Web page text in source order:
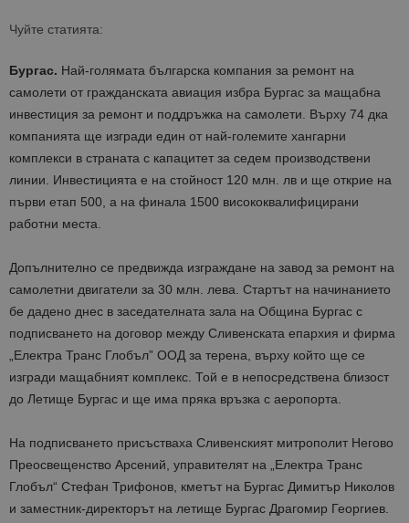
Чуйте статията:
Бургас. Най-голямата българска компания за ремонт на
самолети от гражданската авиация избра Бургас за мащабна
инвестиция за ремонт и поддръжка на самолети. Върху 74 дка
компанията ще изгради един от най-големите хангарни
комплекси в страната с капацитет за седем производствени
линии. Инвестицията е на стойност 120 млн. лв и ще открие на
първи етап 500, а на финала 1500 висококвалифицирани
работни места.
Допълнително се предвижда изграждане на завод за ремонт на
самолетни двигатели за 30 млн. лева. Стартът на начинанието
бе дадено днес в заседателната зала на Община Бургас с
подписването на договор между Сливенската епархия и фирма
„Електра Транс Глобъл” ООД за терена, върху който ще се
изгради мащабният комплекс. Той е в непосредствена близост
до Летище Бургас и ще има пряка връзка с аеропорта.
На подписването присъстваха Сливенският митрополит Негово
Преосвещенство Арсений, управителят на „Електра Транс
Глобъл“ Стефан Трифонов, кметът на Бургас Димитър Николов
и заместник-директорът на летище Бургас Драгомир Георгиев.